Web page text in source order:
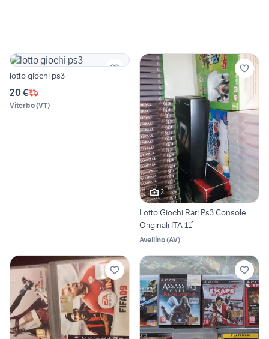
lotto giochi ps3
20 €
Viterbo(VT)
2
Lotto Giochi Rari Ps3 Console
Originali ITA 11°
Avellino(AV)